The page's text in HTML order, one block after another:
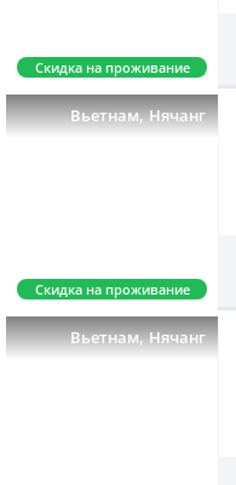
Скидка на проживание
Вьетнам,Нячанг
Скидка на проживание
Вьетнам,Нячанг